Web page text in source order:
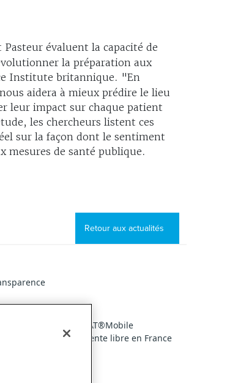
évaluent la capacité de
la préparation aux
Institute britannique. "En
aidera à mieux prédire le lieu
leur impact sur chaque patient
les chercheurs listent ces
sur la façon dont le sentiment
mesures de santé publique.
Retour aux actualités
IQVIA PHARMASTAT®Mobile
Marché de la vente libre en France